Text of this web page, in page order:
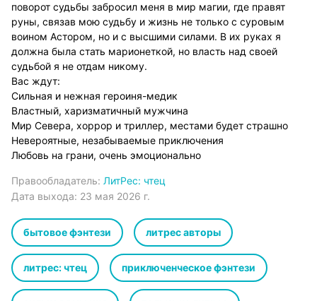
поворот судьбы забросил меня в мир магии, где правят
руны, связав мою судьбу и жизнь не только с суровым
воином Астором, но и с высшими силами. В их руках я
должна была стать марионеткой, но власть над своей
судьбой я не отдам никому.
Вас ждут:
Сильная и нежная героиня-медик
Властный, харизматичный мужчина
Мир Севера, хоррор и триллер, местами будет страшно
Невероятные, незабываемые приключения
Любовь на грани, очень эмоционально
Правообладатель: ЛитРес: чтец
Дата выхода: 23 мая 2026 г.
бытовое фэнтези литрес авторы
литрес: чтец приключенческое фэнтези